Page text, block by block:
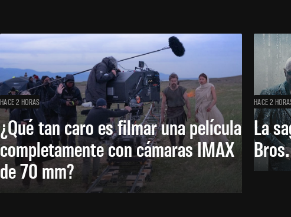
HACE 2 HORAS
¿Qué tan caro es filmar una película
completamente con cámaras IMAX
de 70 mm?
HACE 2
La